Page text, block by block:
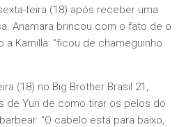
feira (18) após receber uma
Anamara brincou com o fato de o
Kamilla: “ficou de chameguinho
(18) no Big Brother Brasil 21,
de Yuri de como tirar os pelos do
“O cabelo está para baixo,